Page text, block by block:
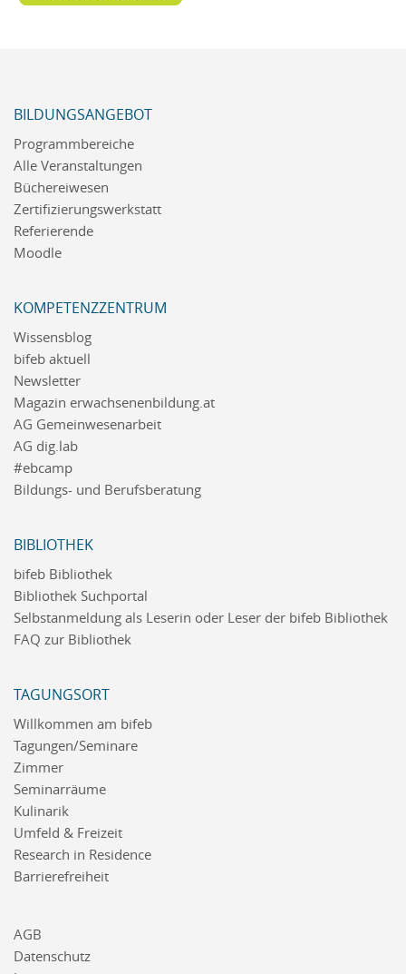
BILDUNGSANGEBOT
Programmbereiche
Alle Veranstaltungen
Büchereiwesen
Zertifizierungswerkstatt
Referierende
Moodle
KOMPETENZZENTRUM
Wissensblog
bifeb aktuell
Newsletter
Magazin erwachsenenbildung.at
AG Gemeinwesenarbeit
AG dig.lab
#ebcamp
Bildungs- und Berufsberatung
BIBLIOTHEK
bifeb Bibliothek
Bibliothek Suchportal
Selbstanmeldung als Leserin oder Leser der bifeb Bibliothek
FAQ zur Bibliothek
TAGUNGSORT
Willkommen am bifeb
Tagungen/Seminare
Zimmer
Seminarräume
Kulinarik
Umfeld & Freizeit
Research in Residence
Barrierefreiheit
AGB
Datenschutz